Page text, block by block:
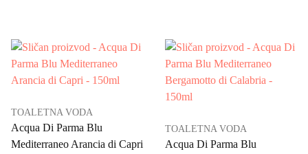
TOALETNA VODA
Acqua Di Parma Blu
Mediterraneo Arancia di Capri
TOALETNA VODA
Acqua Di Parma Blu